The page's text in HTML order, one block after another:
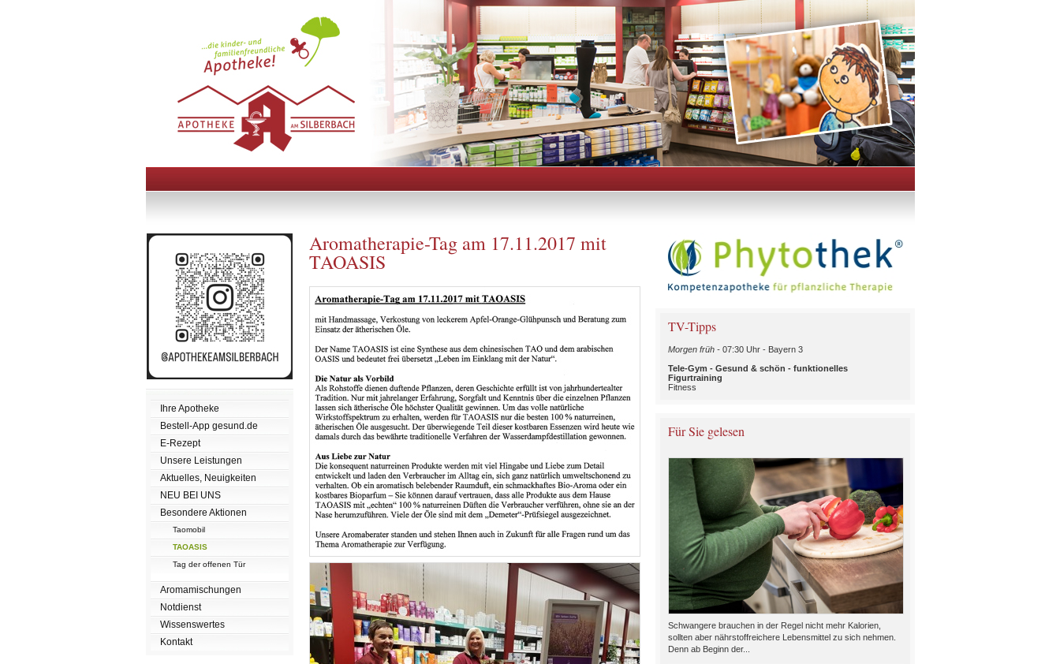
Ihre Apotheke
Bestell-App gesund.de
E-Rezept
Unsere Leistungen
Aktuelles, Neuigkeiten
NEU BEI UNS
Besondere Aktionen
Taomobil
TAOASIS
Tag der offenen Tür
Aromamischungen
Notdienst
Wissenswertes
Kontakt
Aromatherapie-Tag am 17.11.2017 mit
TAOASIS
TV-Tipps
Morgen früh -07:30 Uhr - Bayern 3
Tele-Gym - Gesund & schön - funktionelles
Figurtraining
Fitness
Für Sie gelesen
Schwangere brauchen in der Regel nicht mehr Kalorien,
sollten aber nährstoffreichere Lebensmittel zu sich nehmen.
Denn ab Beginn der...